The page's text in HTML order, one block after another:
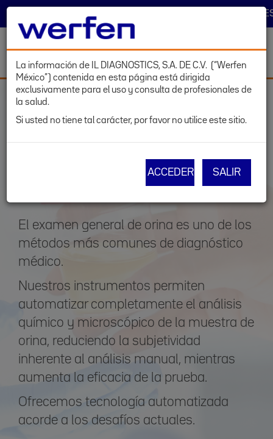
INICIAR
principal
La información de IL DIAGNOSTICS, S.A. DE C.V. (“Werfen
México”) contenida en esta página está dirigida
exclusivamente para el uso y consulta de profesionales de
la salud.
Si usted no tiene tal carácter, por favor no utilice este sitio.
ACCEDER SALIR
Química Urinaria
El examen general de orina es uno de los
métodos más comunes de diagnóstico
médico.
Nuestros instrumentos permiten
automatizar completamente el análisis
químico y microscópico de la muestra de
orina, reduciendo la subjetividad
inherente al análisis manual, mientras
aumenta la eficacia de la prueba.
Ofrecemos tecnología automatizada
acorde a los desafíos actuales.